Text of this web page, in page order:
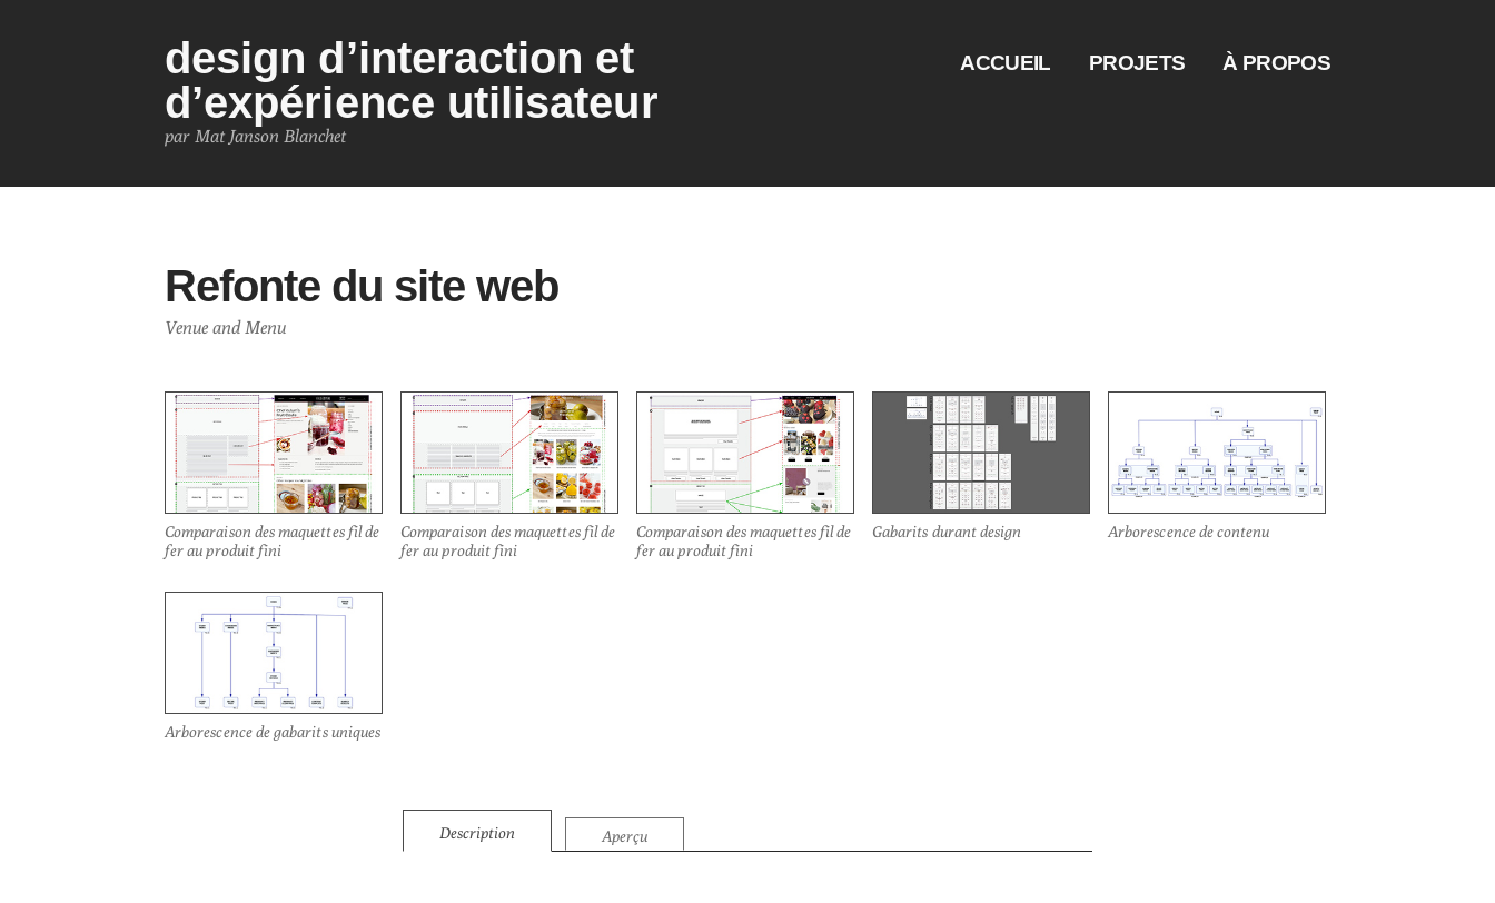
design d’interaction et
d’expérience utilisateur
par Mat Janson Blanchet
ACCUEIL PROJETS À PROPOS
Refonte du site web
Venue and Menu
Comparaison des maquettes fil de
fer au produit fini
Comparaison des maquettes fil de
fer au produit fini
Comparaison des maquettes fil de
fer au produit fini
Gabarits durant design Arborescence de contenu
Arborescence de gabarits uniques
Description Aperçu